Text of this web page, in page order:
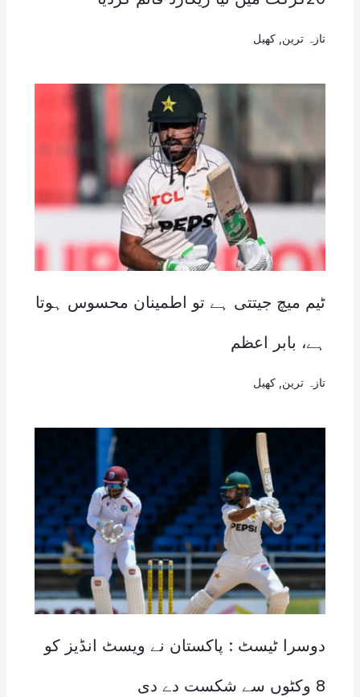
تازہ ترین کھیل
ٹیم میچ جیتتی ہے تو اطمینان محسوس ہوتا
ہے، بابر اعظم
تازہ ترین کھیل
دوسرا ٹیسٹ : پاکستان نے ویسٹ انڈیز کو
8 وکٹوں سے شکست دے دی